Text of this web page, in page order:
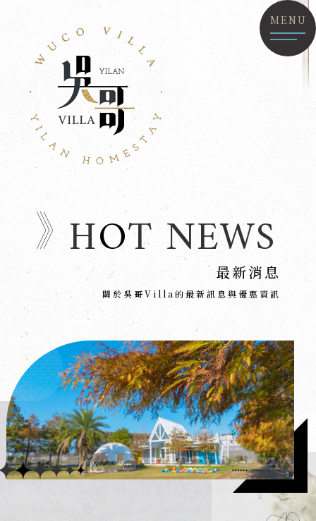
MENU
HOT NEWS
最新消息
關於吳哥Villa的最新訊息與優惠資訊